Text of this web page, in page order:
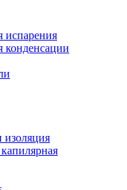
испарения
конденсации
изоляция